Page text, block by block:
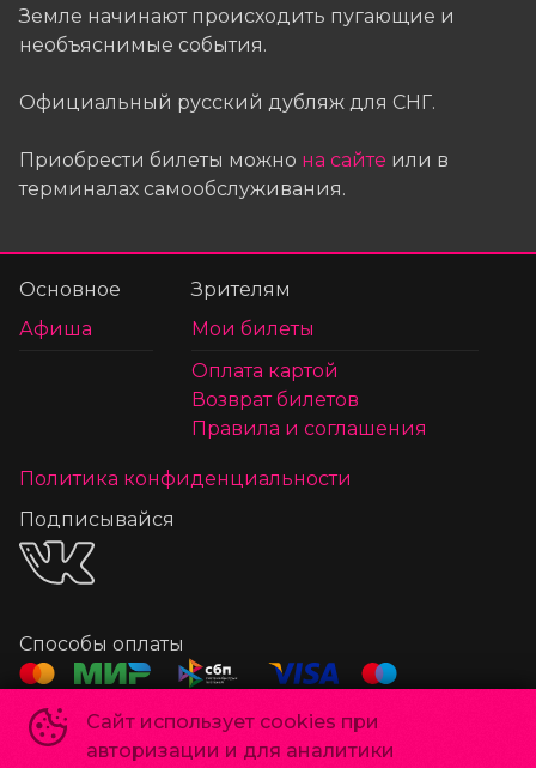
Земле начинают происходить пугающие и
необъяснимые события.
Официальный русский дубляж для СНГ.
Приобрести билеты можно на сайте или в
терминалах самообслуживания.
Сайт использует cookies при
авторизации и для аналитики
Основное
Афиша
Зрителям
Мои билеты
Оплата картой
Возврат билетов
Правила и соглашения
Политика конфиденциальности
Подписывайся
Способы оплаты
© 2022-2026